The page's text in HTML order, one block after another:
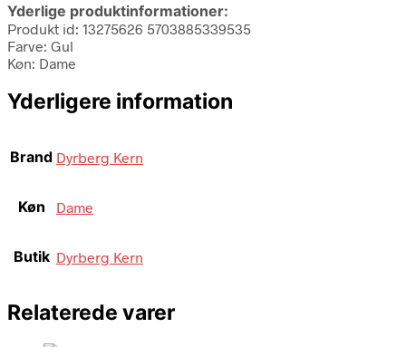
Yderlige produktinformationer:
Produkt id: 13275626 5703885339535
Farve: Gul
Køn: Dame
Yderligere information
Brand Dyrberg Kern
Køn Dame
Butik Dyrberg Kern
Relaterede varer